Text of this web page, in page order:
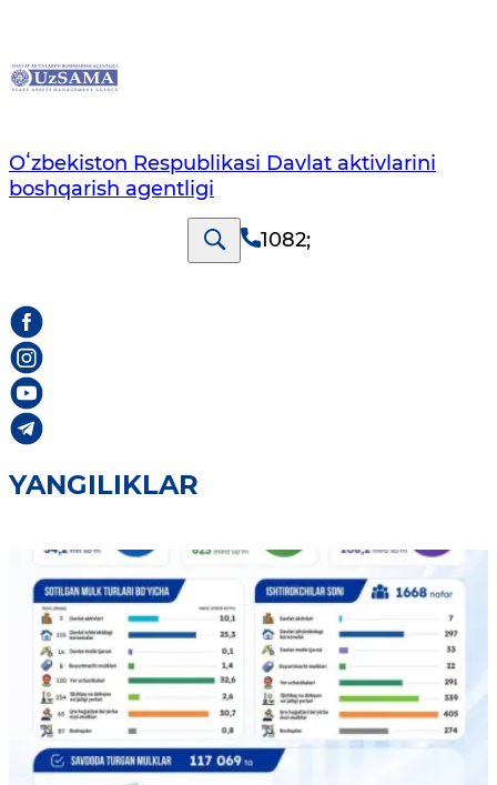
Oʻzbekiston Respublikasi Davlat aktivlarini
boshqarish agentligi
1082;
YANGILIKLAR